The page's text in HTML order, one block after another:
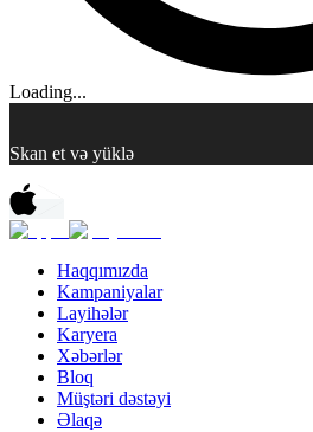
Loading...
Skan et və yüklə
Haqqımızda
Kampaniyalar
Layihələr
Karyera
Xəbərlər
Bloq
Müştəri dəstəyi
Əlaqə